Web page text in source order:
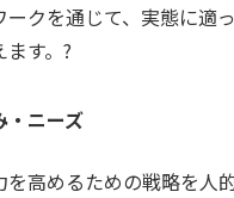
ークを通じて、実態に適
す。?
・ニーズ
を高めるための戦略を人